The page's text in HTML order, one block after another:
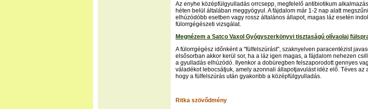
Az enyhe középfülgyulladás orrcsepp, megfelelő antibiotikum
héten belül általában meggyógyul. A fájdalom már 1-2 nap alatt
elhúzódóbb esetben vagy rossz általános állapot, magas láz esetén
fülorrgégészeti vizsgálat.
Megnézem a Satco Vaxol Gyógyszerkönyvi tisztaságú olívaolaj
A fülorrgégész időnként a "fülfelszúrást", szaknyelven paracentézist
elsősorban akkor kerül sor, ha a láz igen magas, a fájdalom nehezen
a gyulladás elhúzódó. Ilyenkor a dobüregben felszaporodott gennyes
váladékot lebocsátjuk, amely azonnali állapotjavulást idéz elő. Téves az
hogy a fülfelszúrás után gyakoribb a középfülgyulladás.
Ritka szövődmény